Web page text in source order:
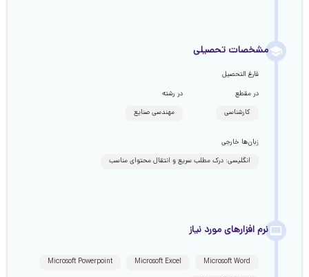
مشخصات تحصیلی
فارغ التحصیل
در مقطع
کارشناسی
در رشته
مهندسی صنایع
زبان‌ها خارجی
انگلیسی: درک مطلب سریع و انتقال محتوای مناسب
نرم افزارهای مورد نیاز
Microsoft Word
Microsoft Excel
Microsoft Powerpoint